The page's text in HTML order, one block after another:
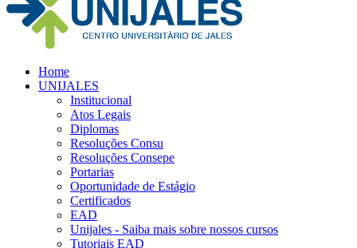
Home
UNIJALES
Institucional
Atos Legais
Diplomas
Resoluções Consu
Resoluções Consepe
Portarias
Oportunidade de Estágio
Certificados
EAD
Unijales - Saiba mais sobre nossos cursos
Tutoriais EAD